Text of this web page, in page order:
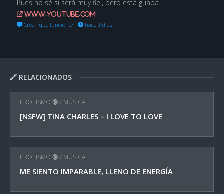
🔗 RELACIONADOS
EROTISMO 🔞/ MÚSICA
[NSFW] TINA CHARLES – I LOVE TO LOVE
EROTISMO 🔞/ MÚSICA
ME SIENTO IMPARABLE, LLENO DE ENERGÍA
Pues no sé si será muy fiel, pero está guapa.
www.youtube.com
Creen que funcione?· hace 3 días